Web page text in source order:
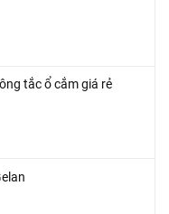
tắc ổ cắm giá rẻ